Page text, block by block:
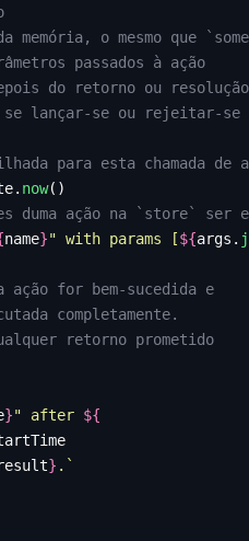
o mesmo que
passados à ação
do retorno ou resolução
lançar-se ou rejeitar-se
para esta chamada de
. now()
duma ação na `store` ser
name}" with params [${args .
ação for bem-sucedida e
completamente.
retorno prometido
}" after ${
} . `